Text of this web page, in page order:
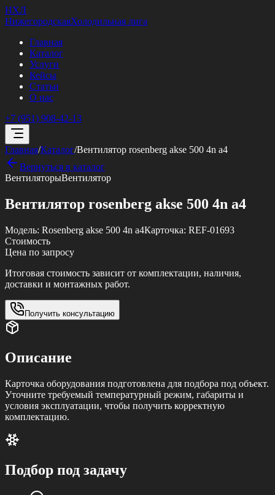
НХЛ
НижегородскаяХолодильная лига
Главная
Каталог
Услуги
Кейсы
Статьи
О нас
+7 (951) 908-42-13
Главная/Каталог/Вентилятор rosenberg akse 500 4n a4
Вернуться в каталог
ВентиляторыВентилятор
Вентилятор rosenberg akse 500 4n a4
Модель: Rosenberg akse 500 4n a4Карточка: REF-01693
Стоимость
Цена по запросу
Итоговая стоимость зависит от комплектации, наличия,
доставки и монтажных работ.
Получить консультацию
Описание
Карточка оборудования подготовлена для подбора под объект.
Уточните требуемый температурный режим, габариты и
условия эксплуатации, чтобы получить корректную
комплектацию.
Подбор под задачу